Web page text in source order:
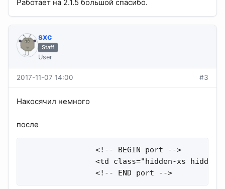
Работает на 2.1.5 большой спасибо.
sхс
Staff
User
2017-11-07 14:00 #3
Накосячил немного
после
                <!-- BEGIN port -->
<td class="hidden-xs
                <!-- END port -->